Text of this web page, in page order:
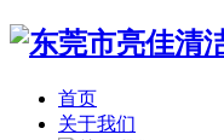
首页
关于我们